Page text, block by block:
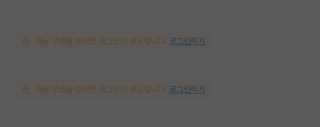
해당 댓글을 보려면 로그인이 필요합니다. 로그인하기
해당 댓글을 보려면 로그인이 필요합니다. 로그인하기